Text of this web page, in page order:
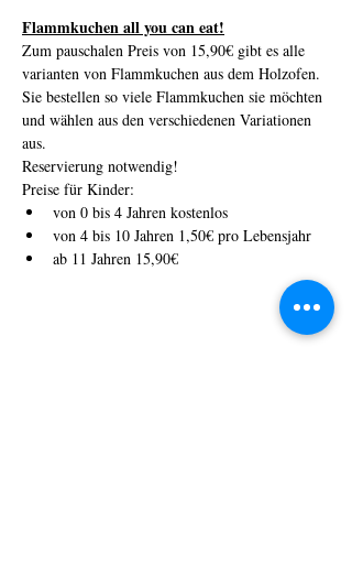
Flammkuchen all you can eat!
Zum pauschalen Preis von 15,90€ gibt es alle
varianten von Flammkuchen aus dem Holzofen.
Sie bestellen so viele Flammkuchen sie möchten
und wählen aus den verschiedenen Variationen
aus.
Reservierung notwendig!
Preise für Kinder:
von 0 bis 4 Jahren kostenlos
von 4 bis 10 Jahren 1,50€ pro Lebensjahr
ab 11 Jahren 15,90€